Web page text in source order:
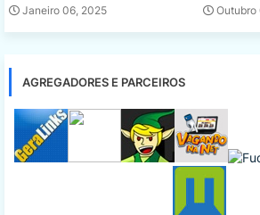
Janeiro 06, 2025 Outubro
AGREGADORES E PARCEIROS